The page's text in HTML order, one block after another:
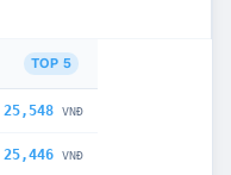
TOP 5
25,548 VNĐ
25,446 VNĐ